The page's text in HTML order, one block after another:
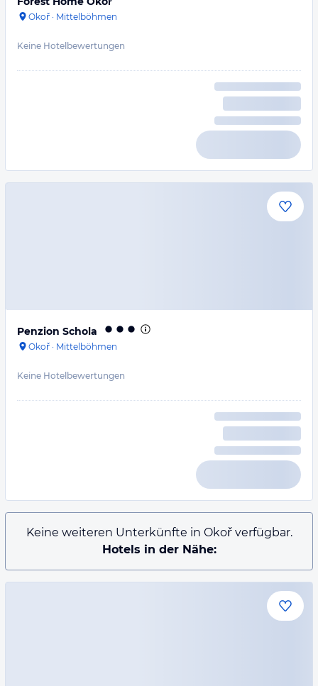
Okoř · Mittelböhmen
Keine Hotelbewertungen
Penzion Schola
Okoř · Mittelböhmen
Keine Hotelbewertungen
Keine weiteren Unterkünfte in Okoř verfügbar.
Hotels in der Nähe: